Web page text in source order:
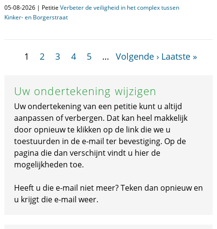
05-08-2026 | Petitie Verbeter de veiligheid in het complex tussen
Kinker- en Borgerstraat
1 2 3 4 5 … Volgende › Laatste »
Uw ondertekening wijzigen
Uw ondertekening van een petitie kunt u altijd
aanpassen of verbergen. Dat kan heel makkelijk
door opnieuw te klikken op de link die we u
toestuurden in de e-mail ter bevestiging. Op de
pagina die dan verschijnt vindt u hier de
mogelijkheden toe.
Heeft u die e-mail niet meer? Teken dan opnieuw en
u krijgt die e-mail weer.